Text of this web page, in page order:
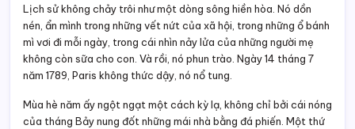
Lịch sử không chảy trôi như một dòng sông hiền hòa. Nó dồn
nén, ẩn mình trong những vết nứt của xã hội, trong những ổ bánh
mì vơi đi mỗi ngày, trong cái nhìn nảy lửa của những người mẹ
không còn sữa cho con. Và rồi, nó phun trào. Ngày 14 tháng 7
năm 1789, Paris không thức dậy, nó nổ tung.
Mùa hè năm ấy ngột ngạt một cách kỳ lạ, không chỉ bởi cái nóng
của tháng Bảy nung đốt những mái nhà bằng đá phiến. Một thứ